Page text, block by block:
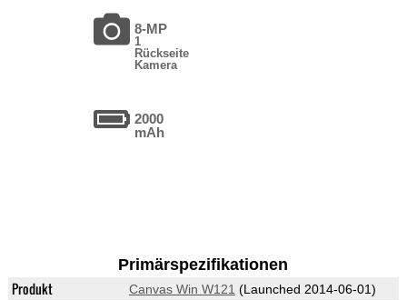
8-MP
1
Rückseite
Kamera
2000
mAh
Primärspezifikationen
Produkt Canvas Win W121 (Launched 2014-06-01)